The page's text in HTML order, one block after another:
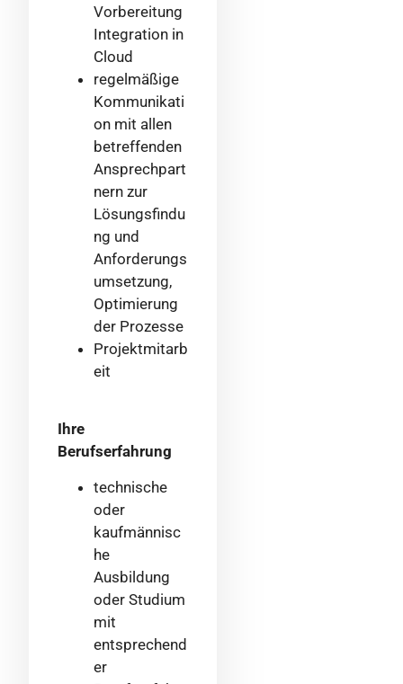
Vorbereitung
Integration in
Cloud
regelmäßige
Kommunikati
on mit allen
betreffenden
Ansprechpart
nern zur
Lösungsfindu
ng und
Anforderungs
umsetzung,
Optimierung
der Prozesse
Projektmitarb
eit
Ihre
Berufserfahrung
technische
oder
kaufmännisc
he
Ausbildung
oder Studium
mit
entsprechend
er